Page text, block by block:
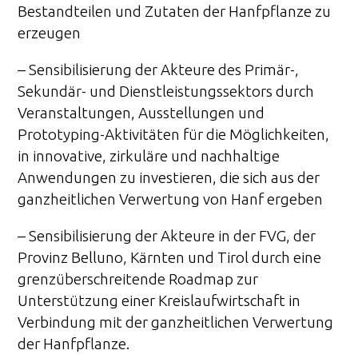
Bestandteilen und Zutaten der Hanfpflanze zu
erzeugen
– Sensibilisierung der Akteure des Primär-,
Sekundär- und Dienstleistungssektors durch
Veranstaltungen, Ausstellungen und
Prototyping-Aktivitäten für die Möglichkeiten,
in innovative, zirkuläre und nachhaltige
Anwendungen zu investieren, die sich aus der
ganzheitlichen Verwertung von Hanf ergeben
– Sensibilisierung der Akteure in der FVG, der
Provinz Belluno, Kärnten und Tirol durch eine
grenzüberschreitende Roadmap zur
Unterstützung einer Kreislaufwirtschaft in
Verbindung mit der ganzheitlichen Verwertung
der Hanfpflanze.